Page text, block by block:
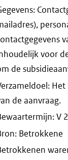
voor
de
de aanvraag.
V
Betrokkene